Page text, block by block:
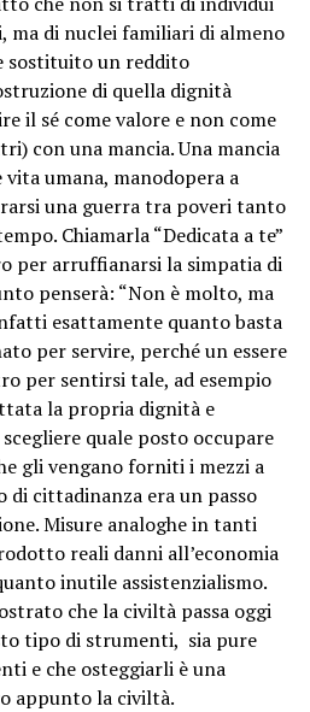
ma di nuclei familiari di almeno
sostituito un reddito
di quella dignità
il sé come valore e non come
con una mancia. Una mancia
umana, manodopera a
una guerra tra poveri tanto
Chiamarla “Dedicata a te”
per arruffianarsi la simpatia di
penserà: “Non è molto, ma
esattamente quanto basta
per servire, perché un essere
per sentirsi tale, ad esempio
la propria dignità e
quale posto occupare
gli vengano forniti i mezzi a
di cittadinanza era un passo
Misure analoghe in tanti
reali danni all’economia
inutile assistenzialismo.
che la civiltà passa oggi
tipo di strumenti, sia pure
e che osteggiarli è una
appunto la civiltà.